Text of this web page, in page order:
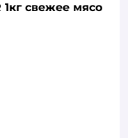
свежее мясо